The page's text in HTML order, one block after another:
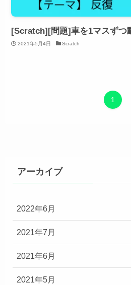
[Scratch][問題]車を1マスず
2021年5月4日 Scratch
1
アーカイブ
2022年6月
2021年7月
2021年6月
2021年5月